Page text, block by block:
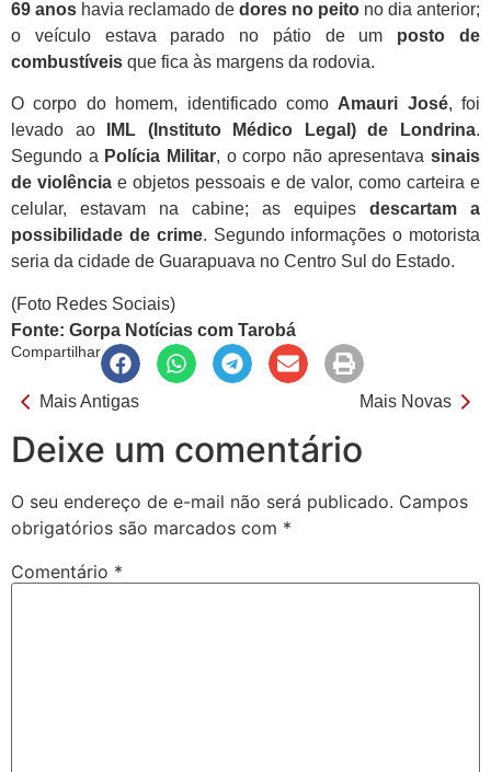
69 anos havia reclamado de dores no peito no dia anterior;
o veículo estava parado no pátio de um posto de
combustíveis que fica às margens da rodovia.
O corpo do homem, identificado como Amauri José, foi
levado ao
IML (Instituto Médico Legal) de Londrina.
Segundo a Polícia Militar, o corpo não apresentava sinais
de violência e objetos pessoais e de valor, como carteira e
celular, estavam na cabine; as equipes descartam a
possibilidade de crime. Segundo informações o motorista
seria da cidade de Guarapuava no Centro Sul do Estado.
(Foto Redes Sociais)
Fonte: Gorpa Notícias com Tarobá
Compartilhar
Mais Antigas Mais Novas
Deixe um comentário
O seu endereço de e-mail não será publicado. Campos
obrigatórios são marcados com *
Comentário *